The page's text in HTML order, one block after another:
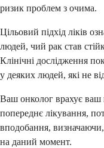
ризик проблем з очима.
Цільовий підхід ліків
людей, чий рак став
Клінічні дослідження
у деяких людей, які не
Ваш онколог врахує
попереднє лікування,
вподобання,
на даний момент.